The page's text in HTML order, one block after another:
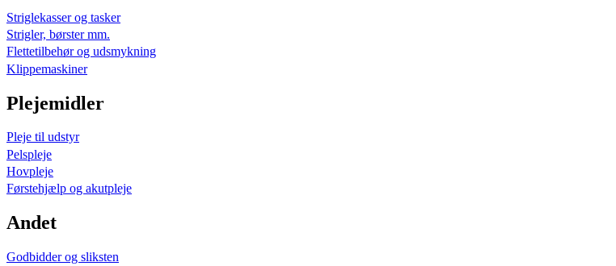
Striglekasser og tasker
Strigler, børster mm.
Flettetilbehør og udsmykning
Klippemaskiner
Plejemidler
Pleje til udstyr
Pelspleje
Hovpleje
Førstehjælp og akutpleje
Andet
Godbidder og sliksten